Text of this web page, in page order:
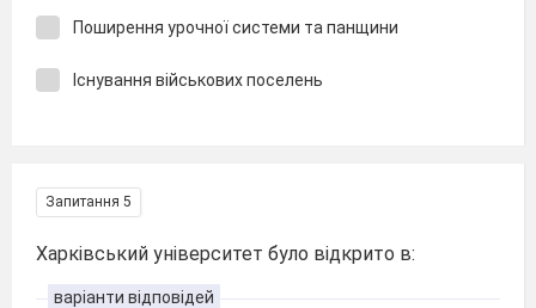
Поширення урочної системи та панщини
Існування військових поселень
Запитання 5
Харківський університет було відкрито в:
варіанти відповідей